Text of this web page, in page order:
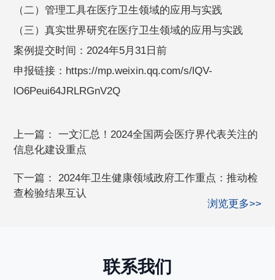
（二）管理工具在医疗卫生领域的应用与实践
（三）真实世界研究在医疗卫生领域的应用与实践
案例提交时间：2024年5月31日前
申报链接：https://mp.weixin.qq.com/s/lQV-
lO6Peui64JRLRGnV2Q
上一篇：一文汇总！2024全国两会医疗界代表关注的
信息化建设重点
下一篇：2024年卫生健康领域政府工作重点：推动检
查检验结果互认
浏览更多>>
联系我们